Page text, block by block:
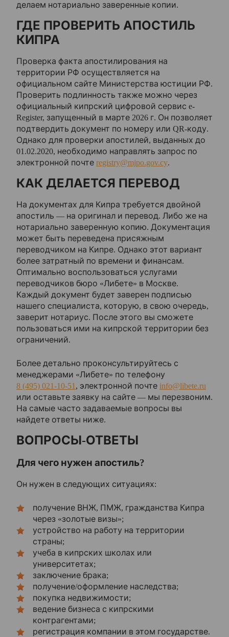
делаем нотариально заверенные копии.
ГДЕ ПРОВЕРИТЬ АПОСТИЛЬ
КИПРА
Проверка факта апостилирования на
территории РФ осуществляется на
официальном сайте Министерства юстиции РФ.
Проверить подлинность также можно через
официальный кипрский цифровой сервис e-
Register, запущенный в марте 2026 г. Он позволяет
подтвердить документ по номеру или QR-коду.
Однако для проверки апостилей, выданных до
01.02.2020, необходимо направлять запрос по
электронной почте registry@mjpo.gov.cy.
КАК ДЕЛАЕТСЯ ПЕРЕВОД
На документах для Кипра требуется двойной
апостиль — на оригинал и перевод. Либо же на
нотариально заверенную копию. Документация
может быть переведена присяжным
переводчиком на Кипре. Однако этот вариант
более затратный по времени и финансам.
Оптимально воспользоваться услугами
переводчиков бюро «Либете» в Москве.
Каждый документ будет заверен подписью
нашего специалиста, которую, в свою очередь,
заверит нотариус. После этого вы сможете
пользоваться ими на кипрской территории без
ограничений.
Более детально проконсультируйтесь с
менеджерами «Либете» по телефону
8 (495) 021-10-51, электронной почте info@libete.ru
или оставьте заявку на сайте — мы перезвоним.
На самые часто задаваемые вопросы вы
найдете ответы ниже.
ВОПРОСЫ-ОТВЕТЫ
Для чего нужен апостиль?
Он нужен в следующих ситуациях:
получение ВНЖ, ПМЖ, гражданства Кипра
через «золотые визы»;
устройство на работу на территории
страны;
учеба в кипрских школах или
университетах;
заключение брака;
получение/оформление наследства;
покупка недвижимости;
ведение бизнеса с кипрскими
контрагентами;
регистрация компании в этом государстве.